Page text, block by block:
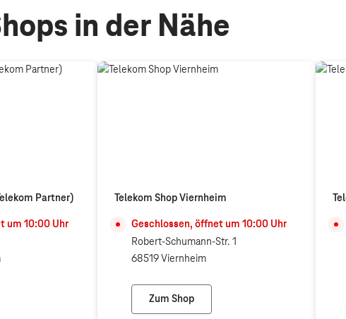
in der Nähe
Partner)
um 10:00Uhr
Mobilfunk (Telekom Partner)
Telekom Shop Viernheim
Geschlossen, öffnet um 10:00Uhr
Robert-Schumann-Str. 1
68519 Viernheim
Zum Shop
Telekom Shop Viernheim